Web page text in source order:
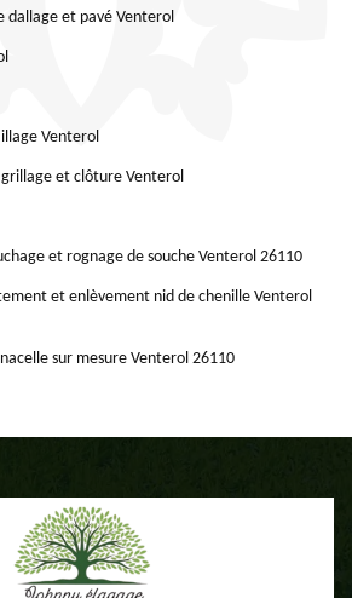
dallage et pavé Venterol
Venterol
et clôture Venterol
et rognage de souche Venterol 26110
et enlèvement nid de chenille Venterol
sur mesure Venterol 26110